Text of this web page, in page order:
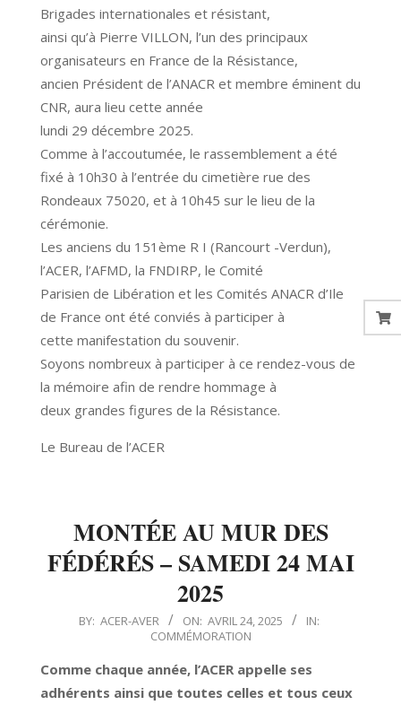
Brigades internationales et résistant,
ainsi qu’à Pierre VILLON, l’un des principaux
organisateurs en France de la Résistance,
ancien Président de l’ANACR et membre éminent du
CNR, aura lieu cette année
lundi 29 décembre 2025.
Comme à l’accoutumée, le rassemblement a été
fixé à 10h30 à l’entrée du cimetière rue des
Rondeaux 75020, et à 10h45 sur le lieu de la
cérémonie.
Les anciens du 151ème R I (Rancourt -Verdun),
l’ACER, l’AFMD, la FNDIRP, le Comité
Parisien de Libération et les Comités ANACR d’Ile
de France ont été conviés à participer à
cette manifestation du souvenir.
Soyons nombreux à participer à ce rendez-vous de
la mémoire afin de rendre hommage à
deux grandes figures de la Résistance.
Le Bureau de l’ACER
MONTÉE AU MUR DES
FÉDÉRÉS – SAMEDI 24 MAI
2025
24
BY: ACER-AVER ON: AVRIL 24, 2025
IN:
COMMÉMORATION
Comme chaque année, l’ACER appelle ses
adhérents ainsi que toutes celles et tous ceux